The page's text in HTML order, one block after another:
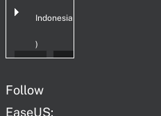
Indonesia
)
Follow
EaseUS: